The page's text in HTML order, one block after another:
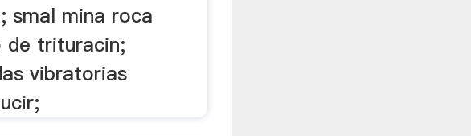
smal mina roca
de trituracin;
vibratorias